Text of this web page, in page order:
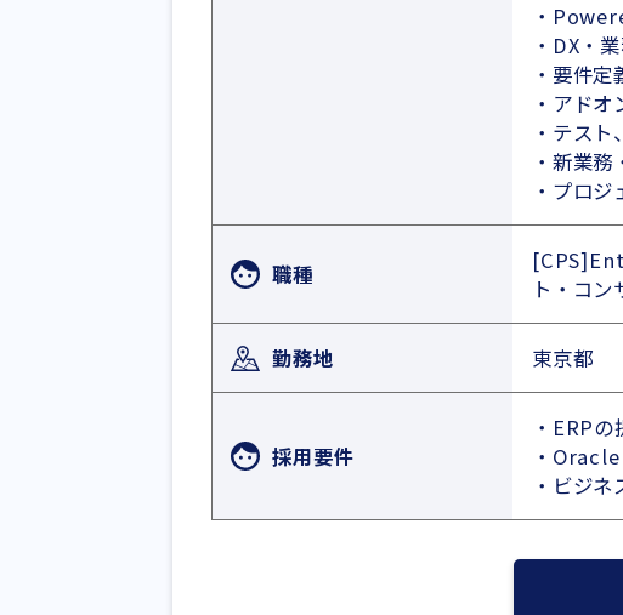
・
・DX・
・要件
・アド
・テス
・新業
・プロ
職種
ト・コン
勤務地 東京都
採用要件
・ERP
・
・ビジ